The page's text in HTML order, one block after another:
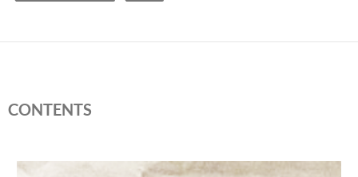
CONTENTS